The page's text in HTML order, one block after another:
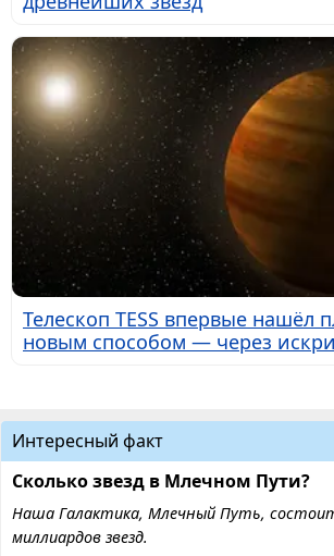
Телескоп TESS впервые нашёл
новым способом — через
Интересный факт
Сколько звезд в Млечном Пути?
Наша Галактика, Млечный Путь,
миллиардов звезд.